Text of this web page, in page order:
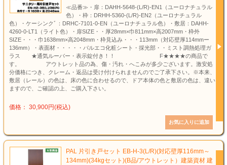
≪品番≫・扉：DAHH-5648-(L/R)-EN1（ユーロナチュラル
色）・枠：DRHH-5360-(L/R)-EN2（ユーロナチュラル
色）・ケーシンクﾞ：DRHC-7101-0-EN（ユーロナチュラル色）・敷居：DAHH-
4260-0-LT1（ライト色）・扉SIZE・・厚28mm×巾811mm×高2007mm・枠外
SIZE・・・巾1638mm×高2048mm・枠見込み・・・113mm（対応壁厚114mmー
136mm）・表面材・・・・・パルエコ化粧シート・採光部・・ミスト調熱処理ガ
ラス ★通気ルーバー・表示錠付き！！ F★★★★の商品で
す。 アウトレット品の為、傷・汚れ・へこみが多少ございます。激安処
分価格につき、クレーム・返品は受け付けられませんのでご了承下さい。※本来、
敷居（レール）の色は、床の色に合わせるので、ドア本体の色と敷居の色は、違い
ますので、ご確認の上、ご購入下さい。
価格： 30,900円(税込)
PAL 片引き戸セット EB-H-3(L/R)(対応壁厚116mm～
134mm)(34kgセット)(B品/アウトレット）建築資材 建